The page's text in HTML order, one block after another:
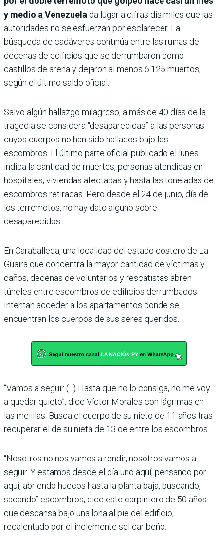
y medio a Venezuela da lugar a cifras disímiles que las
autoridades no se esfuerzan por esclarecer. La
búsqueda de cadáveres continúa entre las ruinas de
decenas de edificios que se derrumbaron como
castillos de arena y dejaron al menos 6.125 muertos,
según el último saldo oficial.
Salvo algún hallazgo milagroso, a más de 40 días de la
tragedia se considera “desaparecidas” a las personas
cuyos cuerpos no han sido hallados bajo los
escombros. El último parte oficial publicado el lunes
indica la cantidad de muertos, personas atendidas en
hospitales, viviendas afectadas y hasta las toneladas de
escombros retiradas. Pero desde el 24 de junio, día de
los terremotos, no hay dato alguno sobre
desaparecidos.
En Caraballeda, una localidad del estado costero de La
Guaira que concentra la mayor cantidad de víctimas y
daños, decenas de voluntarios y rescatistas abren
túneles entre escombros de edificios derrumbados.
Intentan acceder a los apartamentos donde se
encuentran los cuerpos de sus seres queridos.
“Vamos a seguir (...) Hasta que no lo consiga, no me voy
a quedar quieto”, dice Víctor Morales con lágrimas en
las mejillas. Busca el cuerpo de su nieto de 11 años tras
recuperar el de su nieta de 13 de entre los escombros.
“Nosotros no nos vamos a rendir, nosotros vamos a
seguir. Y estamos desde el día uno aquí, pensando por
aquí, abriendo huecos hasta la planta baja, buscando,
sacando” escombros, dice este carpintero de 50 años
que descansa bajo una lona al pie del edificio,
recalentado por el inclemente sol caribeño.